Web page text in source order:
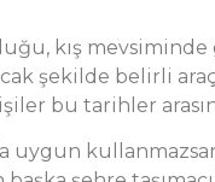
kış
şekilde belirli
bu tarihler
uygun